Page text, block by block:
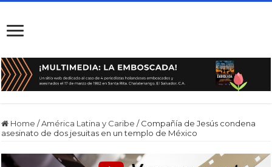
Home /América Latina y Caribe / Compañía de Jesús condena
asesinato de dos jesuitas en un templo de México